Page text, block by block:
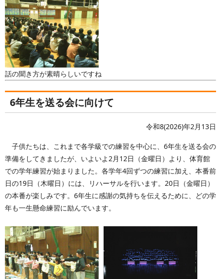
話の聞き方が素晴らしいですね
6年生を送る会に向けて
令和8(2026)年2月13日
子供たちは、これまで各学級での練習を中心に、6年生を送る会の
準備をしてきましたが、いよいよ2月12日（金曜日）より、体育館
での学年練習が始まりました。各学年4回ずつの練習に加え、本番前
日の19日（木曜日）には、リハーサルを行います。20日（金曜日）
の本番が楽しみです。6年生に感謝の気持ちを伝えるために、どの学
年も一生懸命練習に励んでいます。